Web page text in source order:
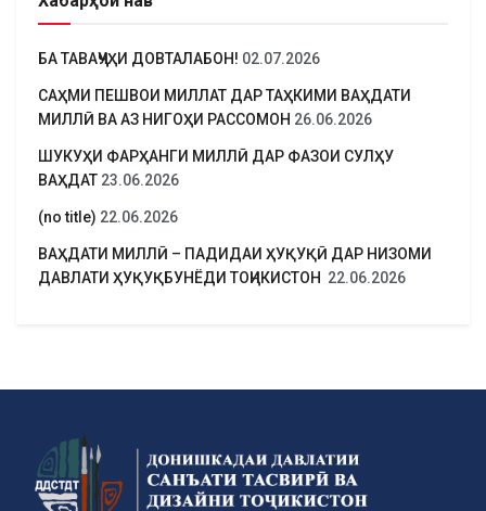
БА ТАВАҶҶУҲИ ДОВТАЛАБОН! 02.07.2026
САҲМИ ПЕШВОИ МИЛЛАТ ДАР ТАҲКИМИ ВАҲДАТИ
МИЛЛӢ ВА АЗ НИГОҲИ РАССОМОН 26.06.2026
ШУКУҲИ ФАРҲАНГИ МИЛЛӢ ДАР ФАЗОИ СУЛҲУ
ВАҲДАТ 23.06.2026
(no title) 22.06.2026
ВАҲДАТИ МИЛЛӢ – ПАДИДАИ ҲУҚУҚӢ ДАР НИЗОМИ
ДАВЛАТИ ҲУҚУҚБУНЁДИ ТОҶИКИСТОН 22.06.2026